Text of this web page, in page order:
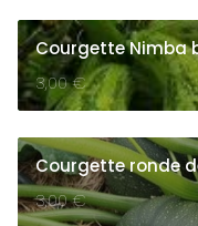
Courgette Nimba
3,00€
Courgette ronde
3,00€